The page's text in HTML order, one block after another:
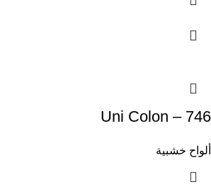
Uni Colon – 746
ألواح خشبية